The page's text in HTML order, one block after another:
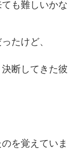
も難しいかな
たけど、
断してきた彼
を覚えていま